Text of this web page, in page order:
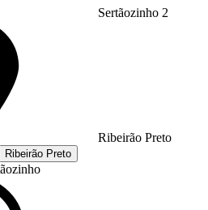
Sertãozinho 2
Ribeirão Preto
Ribeirão Preto